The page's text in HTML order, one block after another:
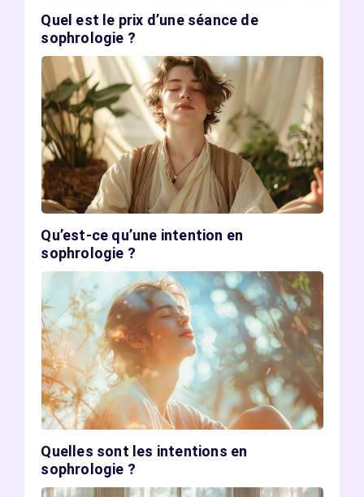
Quel est le prix d’une séance de
sophrologie ?
Qu’est-ce qu’une intention en
sophrologie ?
Quelles sont les intentions en
sophrologie ?